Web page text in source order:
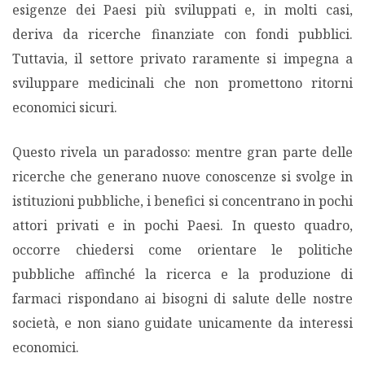
SGUARDI E VOCI
MONDO IN CIFRE
PODCAST EVENTI
AUTORI
esigenze dei Paesi più sviluppati e, in molti casi,
deriva da ricerche finanziate con fondi pubblici.
Tuttavia, il settore privato raramente si impegna a
sviluppare medicinali che non promettono ritorni
economici sicuri.
Questo rivela un paradosso: mentre gran parte delle
ricerche che generano nuove conoscenze si svolge in
istituzioni pubbliche, i benefici si concentrano in pochi
attori privati e in pochi Paesi. In questo quadro,
occorre chiedersi come orientare le politiche
pubbliche affinché la ricerca e la produzione di
farmaci rispondano ai bisogni di salute delle nostre
società, e non siano guidate unicamente da interessi
economici.